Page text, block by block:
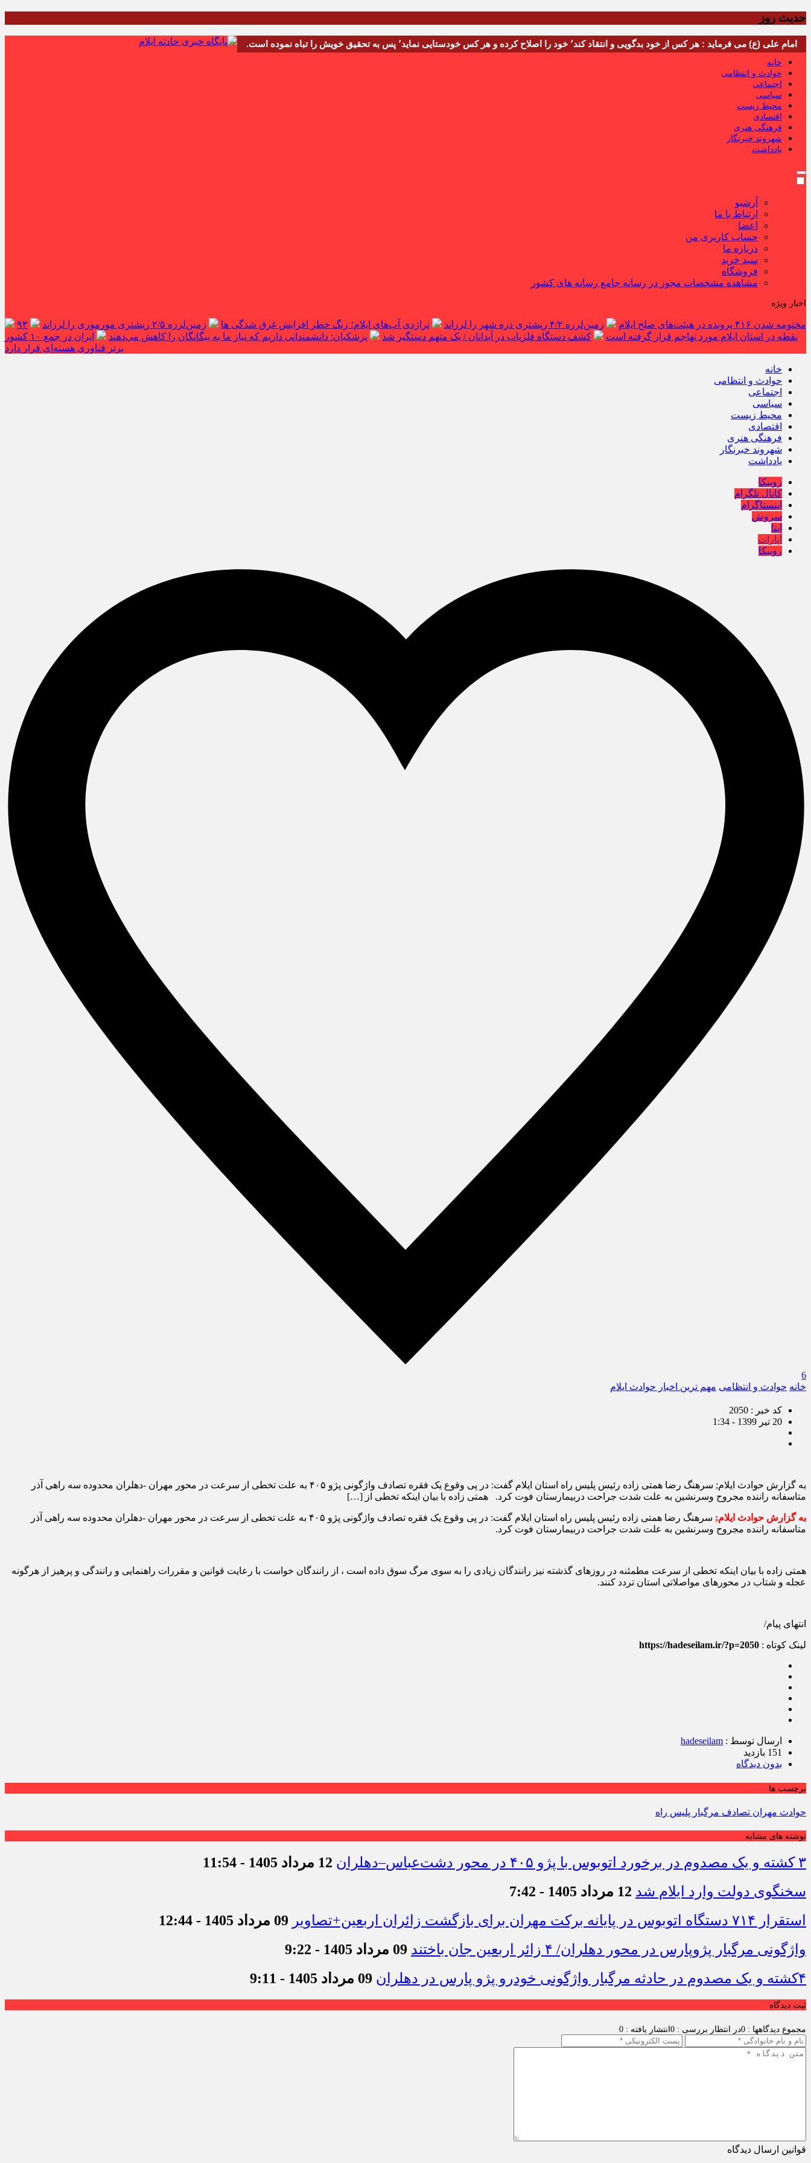
حدیث روز
امام علی (ع) می فرماید : هر کس از خود بدگویی و انتقاد کند٬ خود را اصلاح کرده و هر کس خودستایی نماید٬ پس به تحقیق خویش را تباه نموده است.
خانه
حوادث و انتظامی
اجتماعی
سیاسی
محیط زیست
اقتصادی
فرهنگی هنری
شهروند خبرنگار
یادداشت
آرشیو
ارتباط با ما
اعضا
حساب کاربری من
درباره ما
سبد خرید
فروشگاه
مشاهده مشخصات مجوز در رسانه جامع رسانه های کشور
اخبار ویژه
مختومه شدن ۴۱۶ پرونده در هیئت‌های صلح ایلام زمین‌لرزه ۴/۲ ریشتری دره شهر را لرزاند تراژدی آب‌های ایلام؛ زنگ خطر افزایش غرق شدگی ها زمین‌لرزه ۲/۵ ریشتری مورموری را لرزاند
۹۳
نقطه در استان ایلام مورد تهاجم قرار گرفته است
کشف دستگاه فلزیاب در آبدانان / یک متهم دستگیر شد پزشکیان: دانشمندانی داریم که نیاز ما به بیگانگان را کاهش می‌دهند
ایران در جمع ۱۰ کشور
برتر فناوری هسته‌ای قرار دارد
خانه
حوادث و انتظامی
اجتماعی
سیاسی
محیط زیست
اقتصادی
فرهنگی هنری
شهروند خبرنگار
یادداشت
روبیکا
کانال تلگرام
اینستاگرام
سروش
ایتا
آپارات
روبیکا
6
خانه حوادث و انتظامی مهم ترین اخبار حوادث ایلام
کد خبر : 2050
20 تیر 1399 - 1:34
به گزارش حوادث ایلام; سرهنگ رضا همتی زاده رئیس پلیس راه استان ایلام گفت: در پی وقوع یک فقره تصادف واژگونی پژو ۴۰۵ به علت تخطی از سرعت در محور مهران -دهلران محدوده سه راهی آذر
متاسفانه راننده مجروح وسرنشین به علت شدت جراحت دربیمارستان فوت کرد. همتی زاده با بیان اینکه تخطی از […]
به گزارش حوادث ایلام;
سرهنگ رضا همتی زاده رئیس پلیس راه استان ایلام گفت: در پی وقوع یک فقره تصادف واژگونی پژو ۴۰۵ به علت تخطی از سرعت در محور مهران -دهلران محدوده سه راهی آذر
متاسفانه راننده مجروح وسرنشین به علت شدت جراحت دربیمارستان فوت کرد.
همتی زاده با بیان اینکه تخطی از سرعت مطمئنه در روزهای گذشته نیز رانندگان زیادی را به سوی مرگ سوق داده است ، از رانندگان خواست با رعایت قوانین و مقررات راهنمایی و رانندگی و پرهیز از هرگونه
عجله و شتاب در محورهای مواصلاتی استان تردد کنند.
انتهای پیام/
لینک کوتاه : https://hadeseilam.ir/?p=2050
ارسال توسط : hadeseilam
151 بازدید
بدون دیدگاه
برچسب ها
حوادث مهران تصادف مرگبار پلیس راه
نوشته های مشابه
۳ کشته و یک مصدوم در برخورد اتوبوس با پژو ۴۰۵ در محور دشت‌عباس–دهلران
12 مرداد 1405 - 11:54
سخنگوی دولت وارد ایلام شد 12 مرداد 1405 - 7:42
استقرار ۷۱۴ دستگاه اتوبوس در پایانه برکت مهران برای بازگشت زائران اربعین+تصاویر
09 مرداد 1405 - 12:44
واژگونی مرگبار پژوپارس در محور دهلران/ ۴ زائر اربعین جان باختند
09 مرداد 1405 - 9:22
۴کشته و یک مصدوم در حادثه مرگبار واژگونی خودرو پژو پارس در دهلران
09 مرداد 1405 - 9:11
ثبت دیدگاه
مجموع دیدگاهها : 0 در انتظار بررسی : 0 انتشار یافته : 0
قوانین ارسال دیدگاه